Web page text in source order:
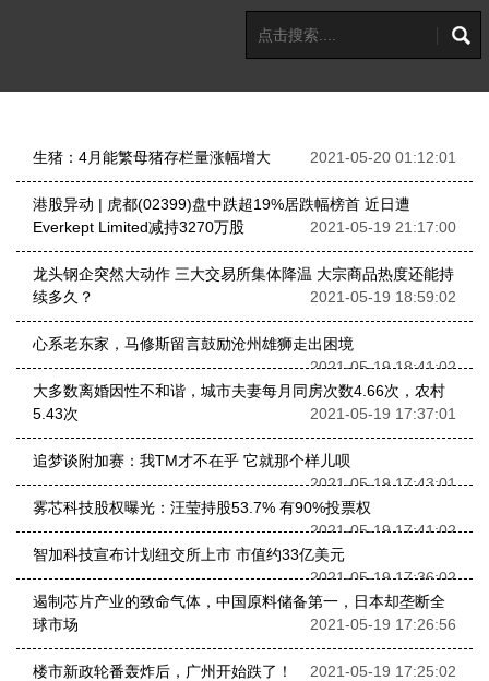
生猪：4月能繁母猪存栏量涨幅增大 2021-05-20 01:12:01
港股异动 | 虎都(02399)盘中跌超19%居跌幅榜首 近日遭
Everkept Limited减持3270万股
2021-05-19 21:17:00
龙头钢企突然大动作 三大交易所集体降温 大宗商品热度还能持
续多久？
2021-05-19 18:59:02
心系老东家，马修斯留言鼓励沧州雄狮走出困境
2021-05-19 18:41:02
大多数离婚因性不和谐，城市夫妻每月同房次数4.66次，农村
5.43次
2021-05-19 17:37:01
追梦谈附加赛：我TM才不在乎 它就那个样儿呗
2021-05-19 17:43:01
雾芯科技股权曝光：汪莹持股53.7% 有90%投票权
2021-05-19 17:41:02
智加科技宣布计划纽交所上市 市值约33亿美元
2021-05-19 17:36:02
遏制芯片产业的致命气体，中国原料储备第一，日本却垄断全
球市场
2021-05-19 17:26:56
楼市新政轮番轰炸后，广州开始跌了！ 2021-05-19 17:25:02